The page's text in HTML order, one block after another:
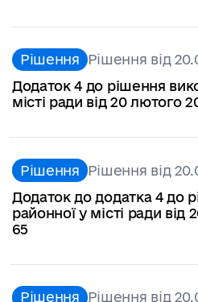
Рішення Рішення від
Додаток 4 до рішення
місті ради від 20 лютого
Рішення Рішення від
Додаток до додатка 4 до
районної у місті ради
65
Рішення Рішення від